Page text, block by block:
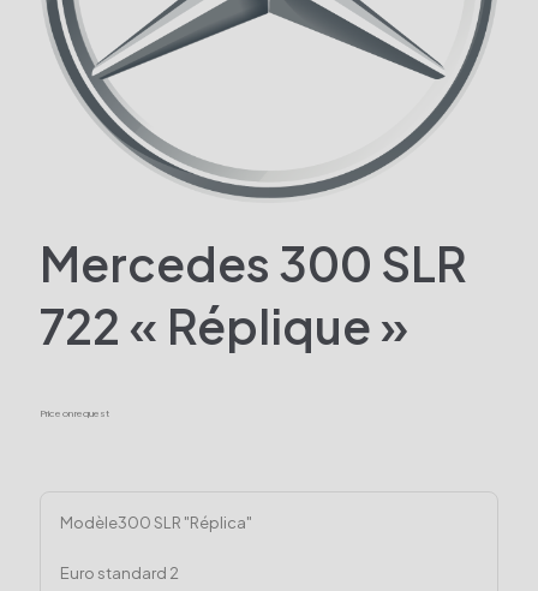
Mercedes 300 SLR
722 « Réplique »
Price on request
Modèle300 SLR "Réplica"
Euro standard 2